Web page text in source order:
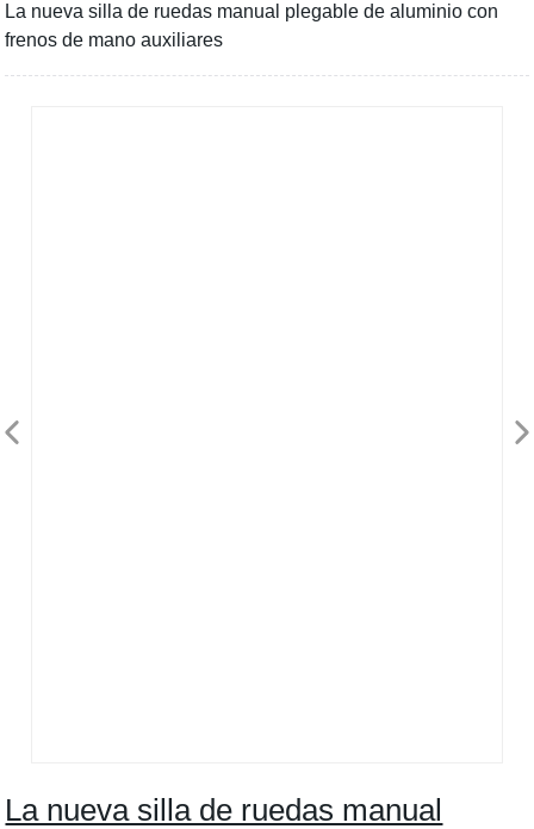
La nueva silla de ruedas manual plegable de aluminio con
frenos de mano auxiliares
La nueva silla de ruedas manual